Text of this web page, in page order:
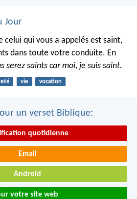
Jour
celui qui vous a appelés est saint,
dans toute votre conduite. En
serez saints car moi, je suis saint.
vie vocation
un verset Biblique:
quotidienne
Email
Android
votre site web